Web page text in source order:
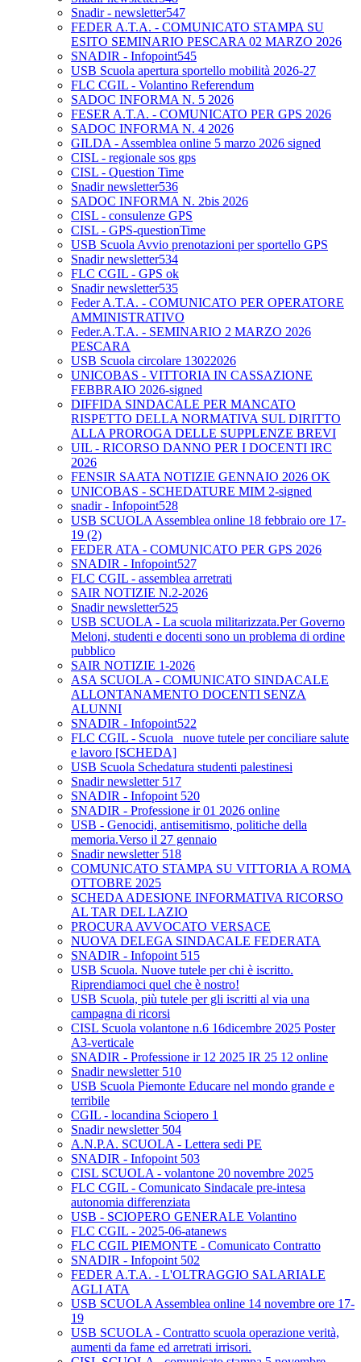
Snadir - newsletter547
FEDER A.T.A. - COMUNICATO STAMPA SU
ESITO SEMINARIO PESCARA 02 MARZO 2026
SNADIR - Infopoint545
USB Scuola apertura sportello mobilità 2026-27
FLC CGIL - Volantino Referendum
SADOC INFORMA N. 5 2026
FESER A.T.A. - COMUNICATO PER GPS 2026
SADOC INFORMA N. 4 2026
GILDA - Assemblea online 5 marzo 2026 signed
CISL - regionale sos gps
CISL - Question Time
Snadir newsletter536
SADOC INFORMA N. 2bis 2026
CISL - consulenze GPS
CISL - GPS-questionTime
USB Scuola Avvio prenotazioni per sportello GPS
Snadir newsletter534
FLC CGIL - GPS ok
Snadir newsletter535
Feder A.T.A. - COMUNICATO PER OPERATORE
AMMINISTRATIVO
Feder.A.T.A. - SEMINARIO 2 MARZO 2026
PESCARA
USB Scuola circolare 13022026
UNICOBAS - VITTORIA IN CASSAZIONE
FEBBRAIO 2026-signed
DIFFIDA SINDACALE PER MANCATO
RISPETTO DELLA NORMATIVA SUL DIRITTO
ALLA PROROGA DELLE SUPPLENZE BREVI
UIL - RICORSO DANNO PER I DOCENTI IRC
2026
FENSIR SAATA NOTIZIE GENNAIO 2026 OK
UNICOBAS - SCHEDATURE MIM 2-signed
snadir - Infopoint528
USB SCUOLA Assemblea online 18 febbraio ore 17-
19 (2)
FEDER ATA - COMUNICATO PER GPS 2026
SNADIR - Infopoint527
FLC CGIL - assemblea arretrati
SAIR NOTIZIE N.2-2026
Snadir newsletter525
USB SCUOLA - La scuola militarizzata.Per Governo
Meloni, studenti e docenti sono un problema di ordine
pubblico
SAIR NOTIZIE 1-2026
ASA SCUOLA - COMUNICATO SINDACALE
ALLONTANAMENTO DOCENTI SENZA
ALUNNI
SNADIR - Infopoint522
FLC CGIL - Scuola_ nuove tutele per conciliare salute
e lavoro [SCHEDA]
USB Scuola Schedatura studenti palestinesi
Snadir newsletter 517
SNADIR - Infopoint 520
SNADIR - Professione ir 01 2026 online
USB - Genocidi, antisemitismo, politiche della
memoria.Verso il 27 gennaio
Snadir newsletter 518
COMUNICATO STAMPA SU VITTORIA A ROMA
OTTOBRE 2025
SCHEDA ADESIONE INFORMATIVA RICORSO
AL TAR DEL LAZIO
PROCURA AVVOCATO VERSACE
NUOVA DELEGA SINDACALE FEDERATA
SNADIR - Infopoint 515
USB Scuola. Nuove tutele per chi è iscritto.
Riprendiamoci quel che è nostro!
USB Scuola, più tutele per gli iscritti al via una
campagna di ricorsi
CISL Scuola volantone n.6 16dicembre 2025 Poster
A3-verticale
SNADIR - Professione ir 12 2025 IR 25 12 online
Snadir newsletter 510
USB Scuola Piemonte Educare nel mondo grande e
terribile
CGIL - locandina Sciopero 1
Snadir newsletter 504
A.N.P.A. SCUOLA - Lettera sedi PE
SNADIR - Infopoint 503
CISL SCUOLA - volantone 20 novembre 2025
FLC CGIL - Comunicato Sindacale pre-intesa
autonomia differenziata
USB - SCIOPERO GENERALE Volantino
FLC CGIL - 2025-06-atanews
FLC CGIL PIEMONTE - Comunicato Contratto
SNADIR - Infopoint 502
FEDER A.T.A. - L'OLTRAGGIO SALARIALE
AGLI ATA
USB SCUOLA Assemblea online 14 novembre ore 17-
19
USB SCUOLA - Contratto scuola operazione verità,
aumenti da fame ed arretrati irrisori.